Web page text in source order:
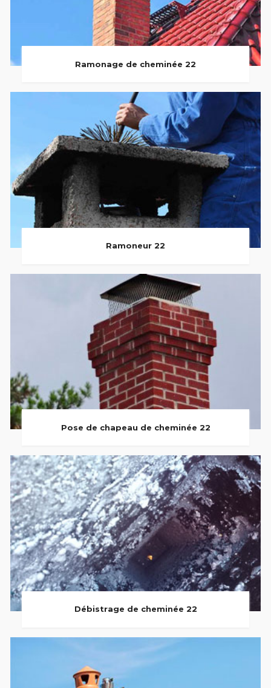
Ramonage de cheminée 22
Ramoneur 22
Pose de chapeau de cheminée 22
Débistrage de cheminée 22